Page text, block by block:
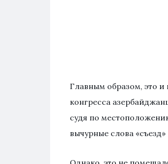
Главным образом, это и
конгресса
судя по
вычурные слова